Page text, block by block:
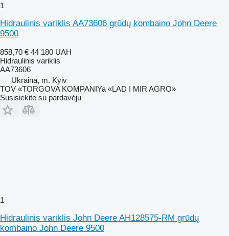
1
Hidraulinis variklis AA73606 grūdų kombaino John Deere
9500
858,70 € 44 180 UAH
Hidraulinis variklis
AA73606
Ukraina, m. Kyiv
TOV «TORGOVA KOMPANIYa «LAD I MIR AGRO»
Susisiekite su pardavėju
1
Hidraulinis variklis John Deere AH128575-RM grūdų
kombaino John Deere 9500